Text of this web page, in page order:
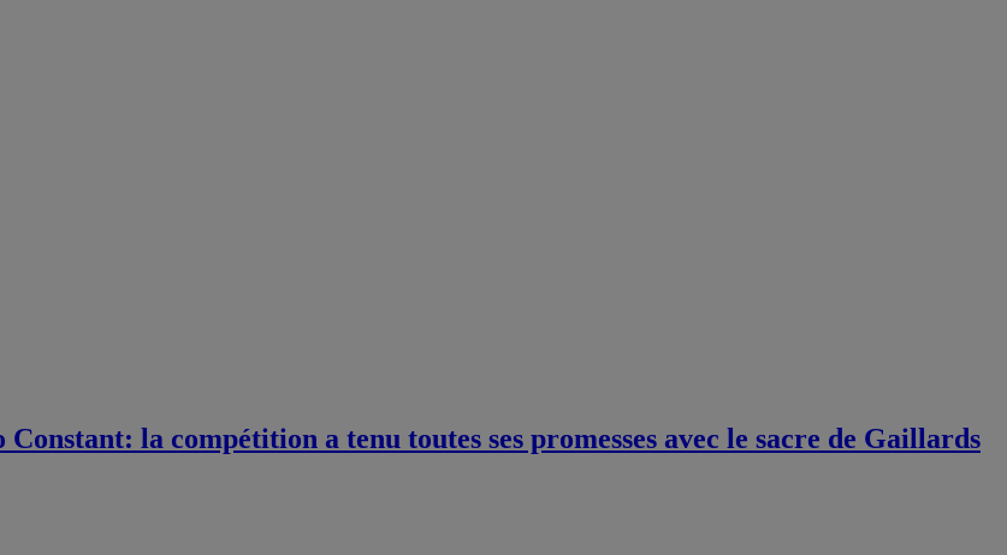
la compétition a tenu toutes ses promesses avec le sacre de Gaillards